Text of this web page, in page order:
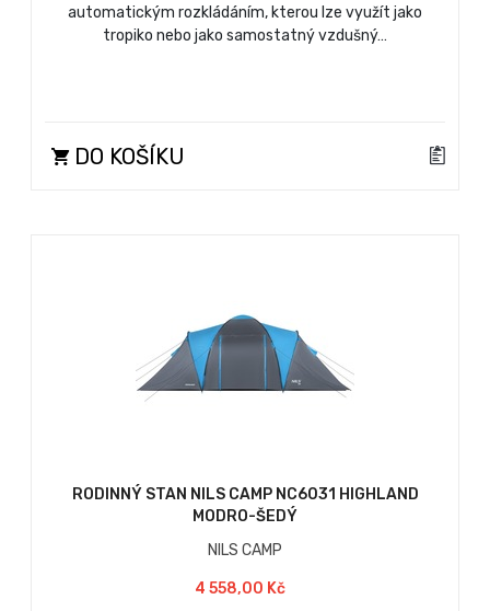
automatickým rozkládáním, kterou lze využít jako
tropiko nebo jako samostatný vzdušný…
DO KOŠÍKU
RODINNÝ STAN NILS CAMP NC6031 HIGHLAND
MODRO-ŠEDÝ
NILS CAMP
4 558,00 Kč